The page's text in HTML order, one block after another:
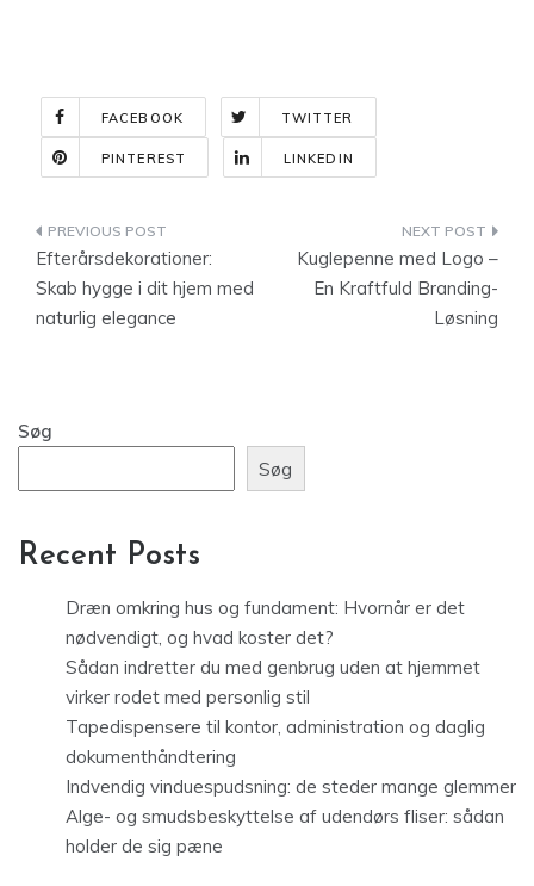
FACEBOOK TWITTER
PINTEREST LINKEDIN
Indlægsnavigation
Efterårsdekorationer:
Skab hygge i dit hjem med
naturlig elegance
Kuglepenne med Logo –
En Kraftfuld Branding-
Løsning
Søg
Søg
Recent Posts
Dræn omkring hus og fundament: Hvornår er det
nødvendigt, og hvad koster det?
Sådan indretter du med genbrug uden at hjemmet
virker rodet med personlig stil
Tapedispensere til kontor, administration og daglig
dokumenthåndtering
Indvendig vinduespudsning: de steder mange glemmer
Alge- og smudsbeskyttelse af udendørs fliser: sådan
holder de sig pæne